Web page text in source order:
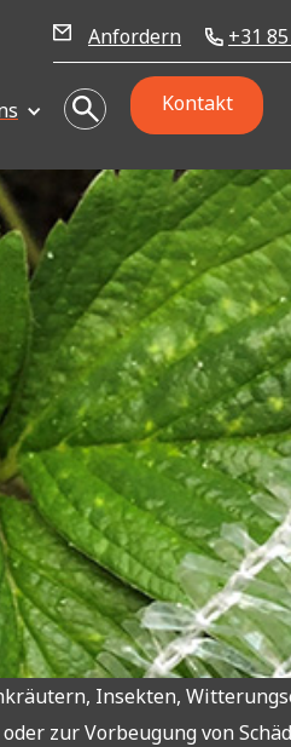
Anfordern +31
Kontakt
Insekten,
zur Vorbeugung von